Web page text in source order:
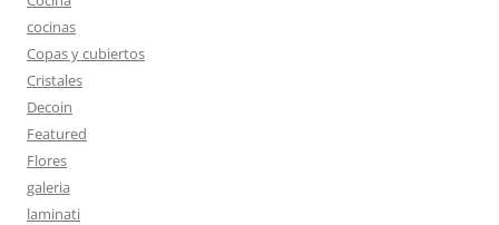
cocinas
Copas y cubiertos
Cristales
Decoin
Featured
Flores
galeria
laminati